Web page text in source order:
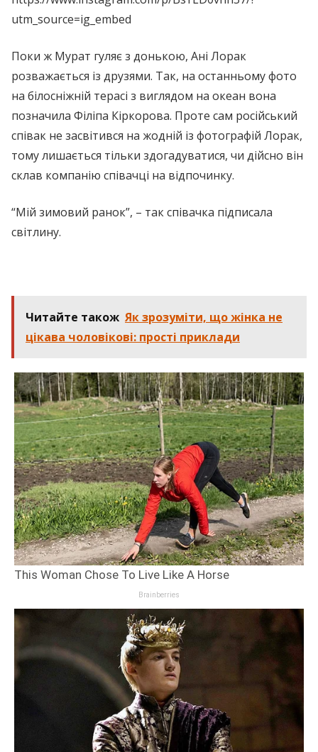
utm_source=ig_embed
Поки ж Мурат гуляє з донькою, Ані Лорак
розважається із друзями. Так, на останньому фото
на білосніжній терасі з виглядом на океан вона
позначила Філіпа Кіркорова. Проте сам російський
співак не засвітився на жодній із фотографій Лорак,
тому лишається тільки здогадуватися, чи дійсно він
склав компанію співачці на відпочинку.
“Мій зимовий ранок”, – так співачка підписала
світлину.
Читайте також Як зрозуміти, що жінка не
цікава чоловікові: прості приклади